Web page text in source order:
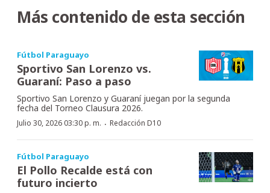
Más contenido de esta sección
Fútbol Paraguayo
Sportivo San Lorenzo vs.
Guaraní: Paso a paso
Sportivo San Lorenzo y Guaraní juegan por la segunda
fecha del Torneo Clausura 2026.
Julio 30, 2026 03:30 p. m. · Redacción D10
Fútbol Paraguayo
El Pollo Recalde está con
futuro incierto